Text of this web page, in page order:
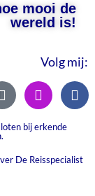
mooi de
wereld is!
Volg mij:
bij erkende
De Reisspecialist